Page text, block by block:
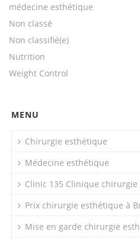
médecine esthétique
Non classé
Non classifié(e)
Nutrition
Weight Control
MENU
Chirurgie esthétique
Médecine esthétique
Clinic 135 Clinique
Prix chirurgie esthétique à
Mise en garde chirurgie